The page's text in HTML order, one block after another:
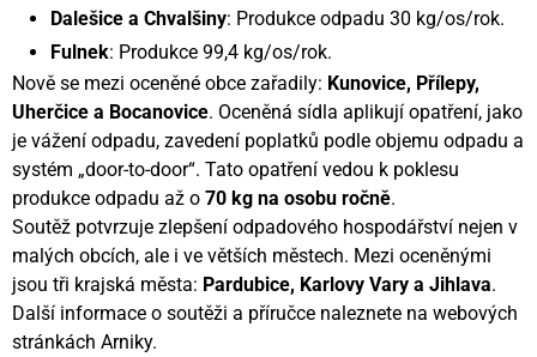
Dalešice a Chvalšiny: Produkce odpadu 30 kg/os/rok.
Fulnek: Produkce 99,4 kg/os/rok.
Nově se mezi oceněné obce zařadily: Kunovice, Přílepy,
Uherčice a Bocanovice. Oceněná sídla aplikují opatření, jako
je vážení odpadu, zavedení poplatků podle objemu odpadu a
systém „door-to-door“. Tato opatření vedou k poklesu
produkce odpadu až o 70 kg na osobu ročně.
Soutěž potvrzuje zlepšení odpadového hospodářství nejen v
malých obcích, ale i ve větších městech. Mezi oceněnými
jsou tři krajská města: Pardubice, Karlovy Vary a Jihlava.
Další informace o soutěži a příručce naleznete na webových
stránkách Arniky.